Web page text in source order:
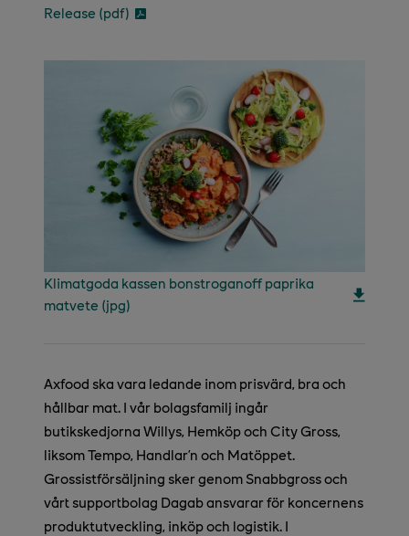
Release (pdf)
Klimatgoda kassen bonstroganoff paprika
matvete (jpg)
Axfood ska vara ledande inom prisvärd, bra och
hållbar mat. I vår bolagsfamilj ingår
butikskedjorna Willys, Hemköp och City Gross,
liksom Tempo, Handlar’n och Matöppet.
Grossistförsäljning sker genom Snabbgross och
vårt supportbolag Dagab ansvarar för koncernens
produktutveckling, inköp och logistik. I